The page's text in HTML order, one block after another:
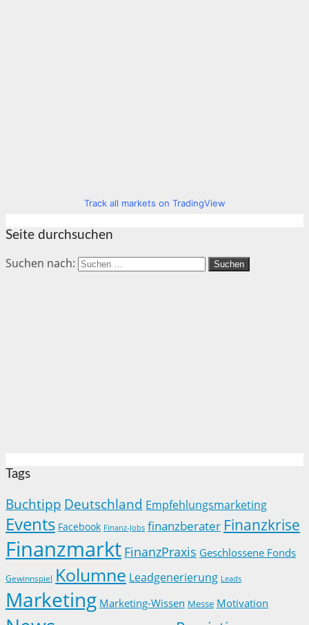
Track all markets on TradingView
Seite durchsuchen
Suchen nach:
Tags
Buchtipp Deutschland Empfehlungsmarketing
Events Facebook Finanz-Jobs finanzberater Finanzkrise
Finanzmarkt FinanzPraxis Geschlossene Fonds
Gewinnspiel Kolumne Leadgenerierung Leads
Marketing Marketing-Wissen Messe Motivation